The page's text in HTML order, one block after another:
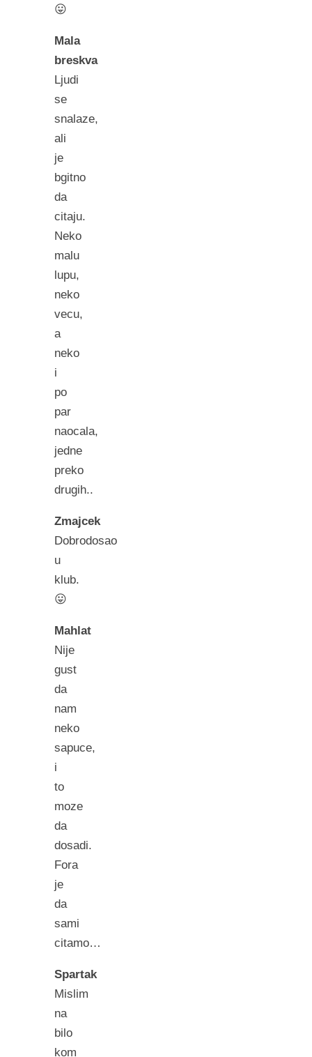
😛
Mala
breskva
Ljudi
se
snalaze,
ali
je
bgitno
da
citaju.
Neko
malu
lupu,
neko
vecu,
a
neko
i
po
par
naocala,
jedne
preko
drugih..
Zmajcek
Dobrodosao
u
klub.
😛
Mahlat
Nije
gust
da
nam
neko
sapuce,
i
to
moze
da
dosadi.
Fora
je
da
sami
citamo…
Spartak
Mislim
na
bilo
kom